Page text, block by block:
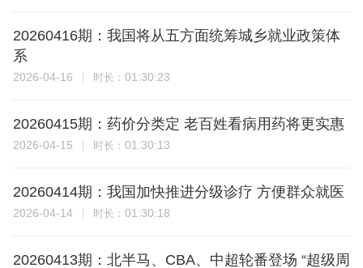
20260416期：我国将从五方面统筹城乡就业政策体
系
2026-04-16 时长： 01:30:23
20260415期：药价分类定 老百姓看病用药将更实惠
2026-04-15 时长： 01:30:13
20260414期：我国加快推进分级诊疗 方便群众就医
2026-04-14 时长： 01:30:18
20260413期：北半马、CBA、中超轮番登场 “超级周